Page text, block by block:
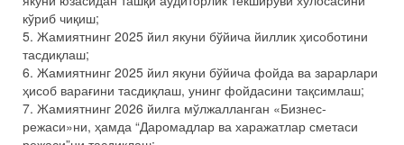
кўриб чиқиш;
5. Жамиятнинг 2025 йил якуни бўйича йиллик ҳисоботини
тасдиқлаш;
6. Жамиятнинг 2025 йил якуни бўйича фойда ва зарарлари
ҳисоб варағини тасдиқлаш, унинг фойдасини тақсимлаш;
7. Жамиятнинг 2026 йилга мўлжалланган «Бизнес-
режаси»ни, ҳамда “Даромадлар ва харажатлар сметаси